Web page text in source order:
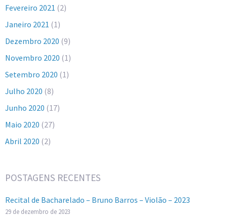
Fevereiro 2021 (2)
Janeiro 2021 (1)
Dezembro 2020 (9)
Novembro 2020 (1)
Setembro 2020 (1)
Julho 2020 (8)
Junho 2020 (17)
Maio 2020 (27)
Abril 2020 (2)
POSTAGENS RECENTES
Recital de Bacharelado – Bruno Barros – Violão – 2023
29 de dezembro de 2023